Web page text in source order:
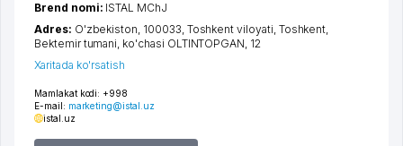
Mamlakat kodi: +998
E-mail: marketing@istal.uz
istal.uz
Brend nomi: ISTAL MChJ
Adres: O'zbekiston, 100033, Toshkent viloyati, Toshkent,
Bektemir tumani, ko'chasi OLTINTOPGAN, 12
Xaritada ko'rsatish